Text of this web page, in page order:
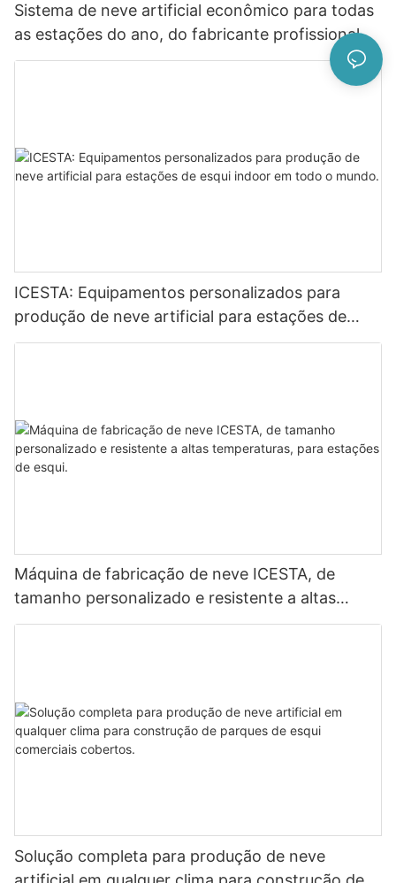
Sistema de neve artificial econômico para todas
as estações do ano, do fabricante profissional
ICESTA.
ICESTA: Equipamentos personalizados para
produção de neve artificial para estações de
esqui indoor em todo o mundo.
Máquina de fabricação de neve ICESTA, de
tamanho personalizado e resistente a altas
temperaturas, para estações de esqui.
Solução completa para produção de neve